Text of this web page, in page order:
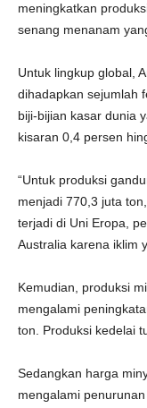
meningkatkan
senang menanam
Untuk lingkup global,
dihadapkan sejumlah
biji-bijian kasar dunia
kisaran 0,4 persen
“Untuk produksi
menjadi 770,3 juta
terjadi di Uni Eropa,
Australia karena iklim
Kemudian, produksi
mengalami
ton. Produksi kedelai
Sedangkan harga
mengalami